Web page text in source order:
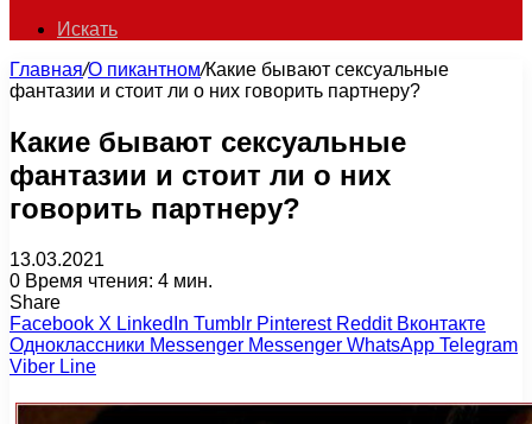
Искать
Главная/О пикантном/Какие бывают сексуальные
фантазии и стоит ли о них говорить партнеру?
Какие бывают сексуальные
фантазии и стоит ли о них
говорить партнеру?
13.03.2021
0 Время чтения: 4 мин.
Share
Facebook X LinkedIn Tumblr Pinterest Reddit Вконтакте
Одноклассники Messenger Messenger WhatsApp Telegram
Viber Line